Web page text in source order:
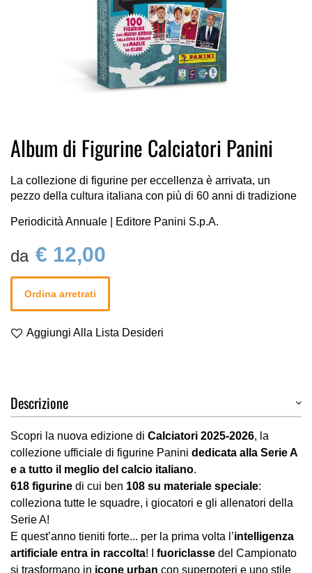
all'inizio
galleria
di
Album di Figurine Calciatori Panini
La collezione di figurine per eccellenza è arrivata, un
pezzo della cultura italiana con più di 60 anni di tradizione
Periodicità Annuale | Editore Panini S.p.A.
€ 12,00
Ordina arretrati
Aggiungi Alla Lista Desideri
Descrizione
Scopri la nuova edizione di Calciatori 2025-2026, la
collezione ufficiale di figurine Panini dedicata alla Serie A
e a tutto il meglio del calcio italiano.
618 figurine di cui ben 108 su materiale speciale:
colleziona tutte le squadre, i giocatori e gli allenatori della
Serie A!
E quest’anno tieniti forte... per la prima volta l’intelligenza
artificiale entra in raccolta! I fuoriclasse del Campionato
si trasformano in icone urban con superpoteri e uno stile